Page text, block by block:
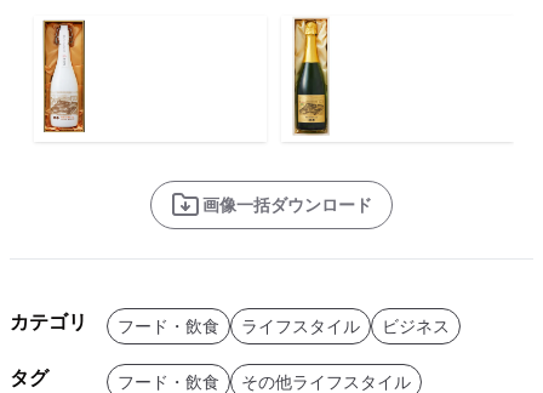
画像一括ダウンロード
カテゴリ フード・飲食 ライフスタイル ビジネス
タグ フード・飲食
その他ライフスタイル